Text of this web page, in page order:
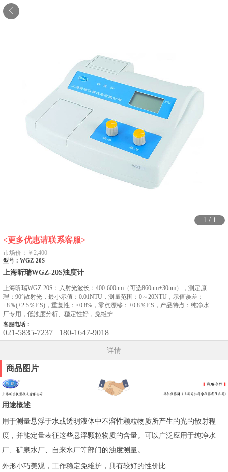
1 / 1
<更多优惠请联系客服>
市场价： ￥2,400
型号：WGZ-20S
上海昕瑞WGZ-20S浊度计
上海昕瑞WGZ-20S：入射光波长：400-600nm（可选860nm±30nm），测定原
理：90°散射光，最小示值：0.01NTU，测量范围：0～20NTU，示值误差：
±8％(±2.5％F.S)，重复性：≤0.8%，零点漂移：±0.8％F.S，产品特点：纯净水
厂专用，低浊度分析、稳定性好，免维护
客服电话：
021-5835-7237 180-1647-9018
详情
商品图片
用途概述
用于测量悬浮于水或透明液体中不溶性颗粒物质所产生的光的散射程
度，并能定量表征这些悬浮颗粒物质的含量。可以广泛应用于纯净水
厂、矿泉水厂、自来水厂等部门的浊度测量。
外形小巧美观，工作稳定免维护，具有较好的性价比